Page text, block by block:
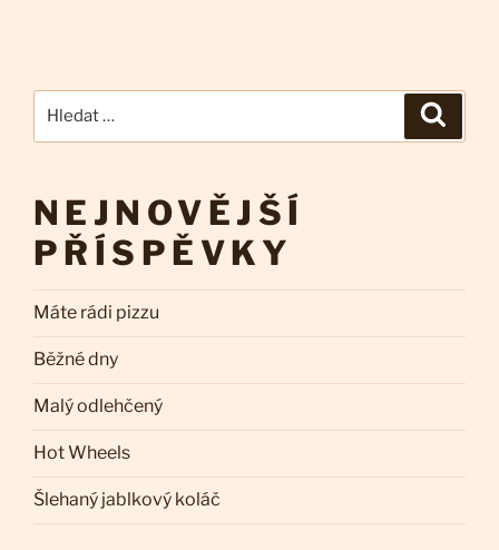
NEJNOVĚJŠÍ
PŘÍSPĚVKY
Máte rádi pizzu
Běžné dny
Malý odlehčený
Hot Wheels
Šlehaný jablkový koláč